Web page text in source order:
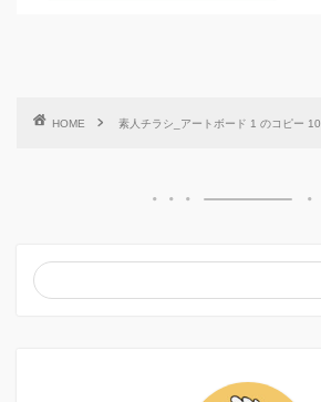
HOME 素人チラシ_アートボード 1 のコピー 10